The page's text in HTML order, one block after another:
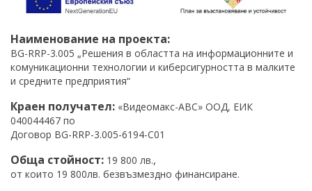
Наименование на проекта:
BG-RRP-3.005 „Решения в областта на информационните и
комуникационни технологии и киберсигурността в малките
и средните предприятия“
Краен получател: «Видеомакс-АВС» ООД, ЕИК
040044467 по
Договор BG-RRP-3.005-6194-С01
Обща стойност: 19 800 лв.,
от които 19 800лв. безвъзмездно финансиране.